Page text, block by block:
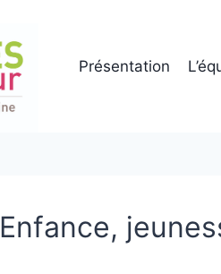
Présentation
Enfance,